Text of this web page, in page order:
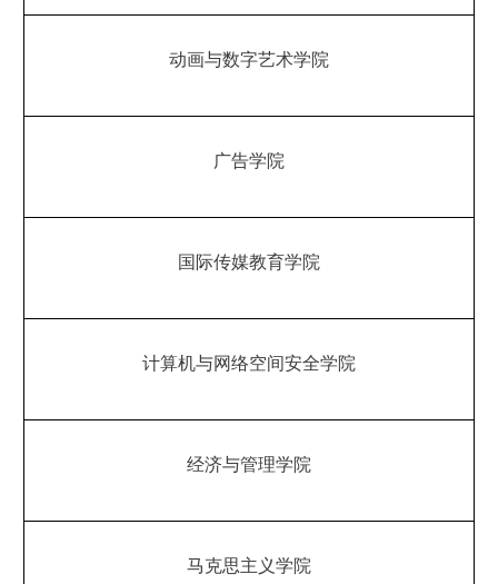
动画与数字艺术学院
广告学院
国际传媒教育学院
计算机与网络空间安全学院
经济与管理学院
马克思主义学院